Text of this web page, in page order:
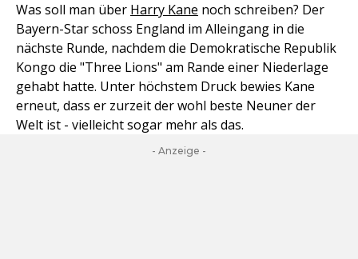
Was soll man über Harry Kane noch schreiben? Der
Bayern-Star schoss England im Alleingang in die
nächste Runde, nachdem die Demokratische Republik
Kongo die "Three Lions" am Rande einer Niederlage
gehabt hatte. Unter höchstem Druck bewies Kane
erneut, dass er zurzeit der wohl beste Neuner der
Welt ist - vielleicht sogar mehr als das.
- Anzeige -